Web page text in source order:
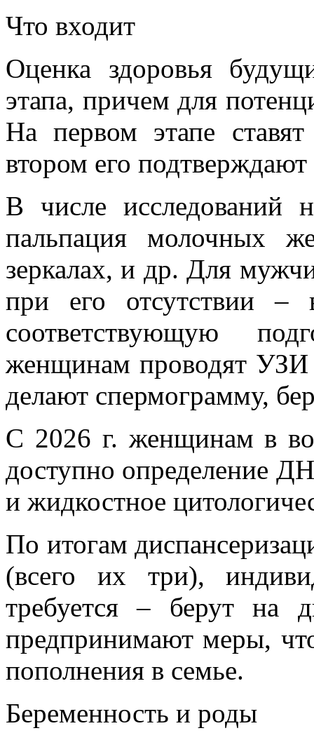
Что входит
Оценка здоровья
этапа, причем для
На первом этапе
втором его
В числе исследований
пальпация молочных
зеркалах, и др. Для
при его отсутствии –
соответствующую
женщинам проводят УЗИ
делают спермограмму,
С 2026 г. женщинам в
доступно определение
и жидкостное
По итогам
(всего их три),
требуется – берут на
предпринимают меры,
пополнения в семье.
Беременность и роды